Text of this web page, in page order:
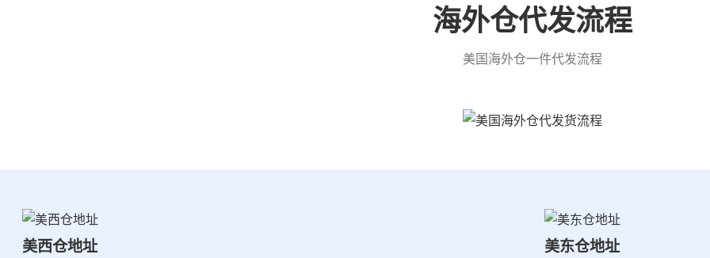
海外仓代发流程
美国海外仓一件代发流程
美西仓地址 美东仓地址